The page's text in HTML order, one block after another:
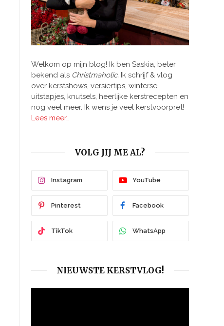
Welkom op mijn blog! Ik ben Saskia, beter
bekend als Christmaholic. Ik schrijf & vlog
over kerstshows, versiertips, winterse
uitstapjes, knutsels, heerlijke kerstrecepten en
nog veel meer. Ik wens je veel kerstvoorpret!
Lees meer…
VOLG JIJ ME AL?
Instagram YouTube
Pinterest Facebook
TikTok WhatsApp
NIEUWSTE KERSTVLOG!